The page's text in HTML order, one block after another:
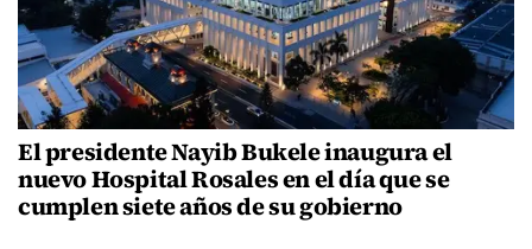
El presidente Nayib Bukele inaugura el
nuevo Hospital Rosales en el día que se
cumplen siete años de su gobierno